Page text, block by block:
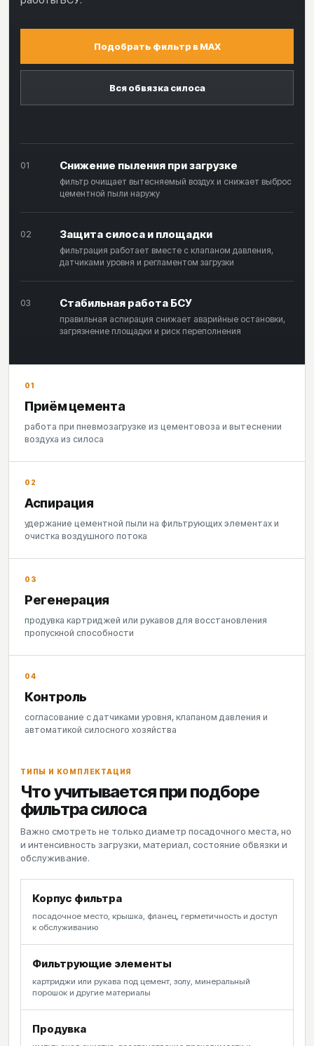
Подобрать фильтр в MAX
Вся обвязка силоса
01 Снижение пыления при загрузке
фильтр очищает вытесняемый воздух и снижает выброс
цементной пыли наружу
02 Защита силоса и площадки
фильтрация работает вместе с клапаном давления,
датчиками уровня и регламентом загрузки
03 Стабильная работа БСУ
правильная аспирация снижает аварийные остановки,
загрязнение площадки и риск переполнения
01
Приём цемента
работа при пневмозагрузке из цементовоза и вытеснении
воздуха из силоса
02
Аспирация
удержание цементной пыли на фильтрующих элементах и
очистка воздушного потока
03
Регенерация
продувка картриджей или рукавов для восстановления
пропускной способности
04
Контроль
согласование с датчиками уровня, клапаном давления и
автоматикой силосного хозяйства
ТИПЫ И КОМПЛЕКТАЦИЯ
Что учитывается при подборе
фильтра силоса
Важно смотреть не только диаметр посадочного места, но
и интенсивность загрузки, материал, состояние обвязки и
обслуживание.
Корпус фильтра
посадочное место, крышка, фланец, герметичность и доступ
к обслуживанию
Фильтрующие элементы
картриджи или рукава под цемент, золу, минеральный
порошок и другие материалы
Продувка